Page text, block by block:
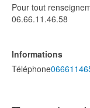
Pour tout
06.66.11.46.58
Informations
Téléphone